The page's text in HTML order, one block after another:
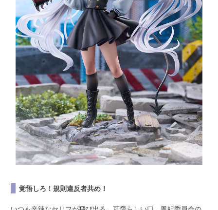
覚悟しろ！規則違反者共め！